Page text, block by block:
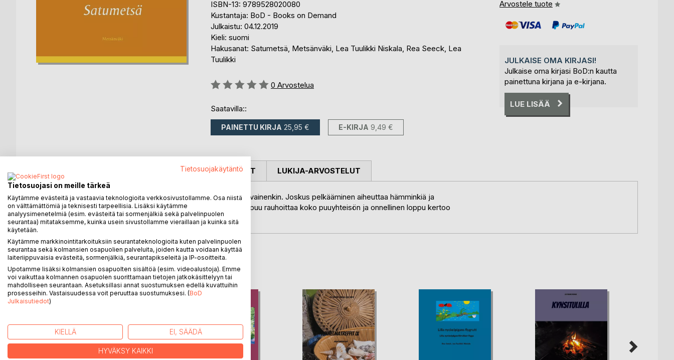
ISBN-13: 9789528020080
Kustantaja: BoD - Books on Demand
Julkaistu: 04.12.2019
Kieli: suomi
Hakusanat: Satumetsä, Metsänväki, Lea Tuulikki Niskala, Rea Seeck, Lea
Tuulikki
Arvostelu::
0 Arvostelua
Saatavilla::
PAINETTU KIRJA 25,95 € E-KIRJA 9,49 €
Arvostele tuote
JULKAISE OMA KIRJASI!
Julkaise oma kirjasi BoD:n kautta
painettuna kirjana ja e-kirjana.
LUE LISÄÄ
Kirja on iloinen kertomus metsän puista ja tavallaan opettavainenkin. Joskus pelkääminen aiheuttaa hämminkiä ja
tuntemattomien sioiden kokeminen pelottaa, mutta vanha puu rauhoittaa koko puuyhteisön ja onnellinen loppu kertoo
siitä, että jälleen ollaan tutustuttu uusiin ystäviin.
LEHDISTÖARVOSTELUT LUKIJA-ARVOSTELUT
LISÄÄ KIRJOJA BoD:LLA
Tietosuojakäytäntö
Tietosuojasi on meille tärkeä
Käytämme evästeitä ja vastaavia teknologioita verkkosivustollamme. Osa niistä
on välttämättömiä ja teknisesti tarpeellisia. Lisäksi käytämme
analyysimenetelmiä (esim. evästeitä tai sormenjälkiä sekä palvelinpuolen
seurantaa) mitataksemme, kuinka usein sivustollamme vieraillaan ja kuinka sitä
käytetään.
Käytämme markkinointitarkoituksiin seurantateknologioita kuten palvelinpuolen
seurantaa sekä kolmansien osapuolien palveluita, joiden kautta voidaan käyttää
laiteriippuvaisia evästeitä, sormenjälkiä, seurantapikseleitä ja IP-osoitteita.
Upotamme lisäksi kolmansien osapuolten sisältöä (esim. videoalustoja). Emme
voi vaikuttaa kolmannen osapuolen suorittamaan tietojen jatkokäsittelyyn tai
mahdolliseen seurantaan. Asetuksillasi annat suostumuksen edellä kuvattuihin
prosesseihin. Vastaisuudessa voit peruuttaa suostumuksesi. (BoD
Julkaisutiedot)
KIELLÄ EI, SÄÄDÄ
HYVÄKSY KAIKKI